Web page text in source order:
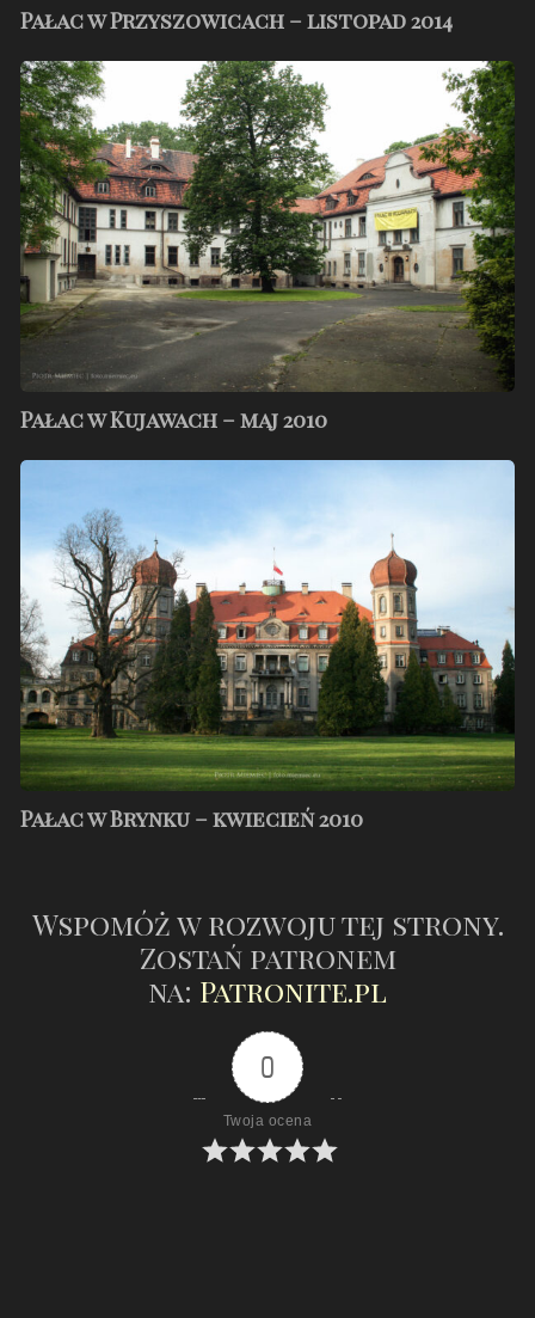
Pałac w Przyszowicach – listopad 2014
Pałac
w
Kujawach
–
maj
2010
Pałac w Kujawach – maj 2010
Pałac
Brynku
–
kwiecień
2010
Pałac w Brynku – kwiecień 2010
Wspomóż w rozwoju tej strony.
Zostań patronem
na: Patronite.pl
0
Twoja ocena